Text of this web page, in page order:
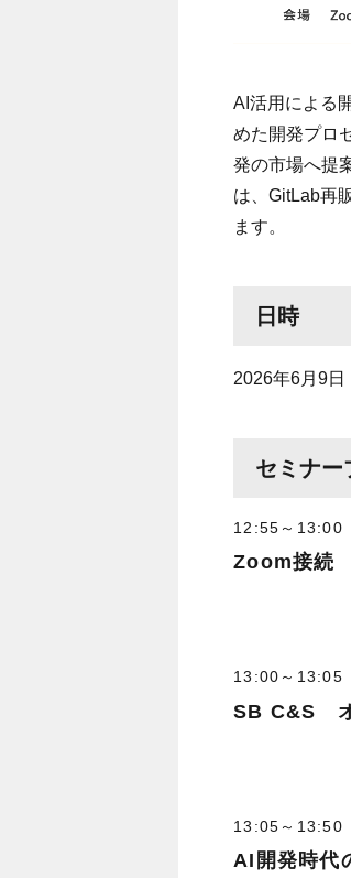
AI活用による
めた開発プロ
発の市場へ提
は、GitLab再
ます。
日時
2026年6月9日
セミナー
12:55～13:00
Zoom接続
13:00～13:05
SB C&S オ
13:05～13:50
AI開発時代